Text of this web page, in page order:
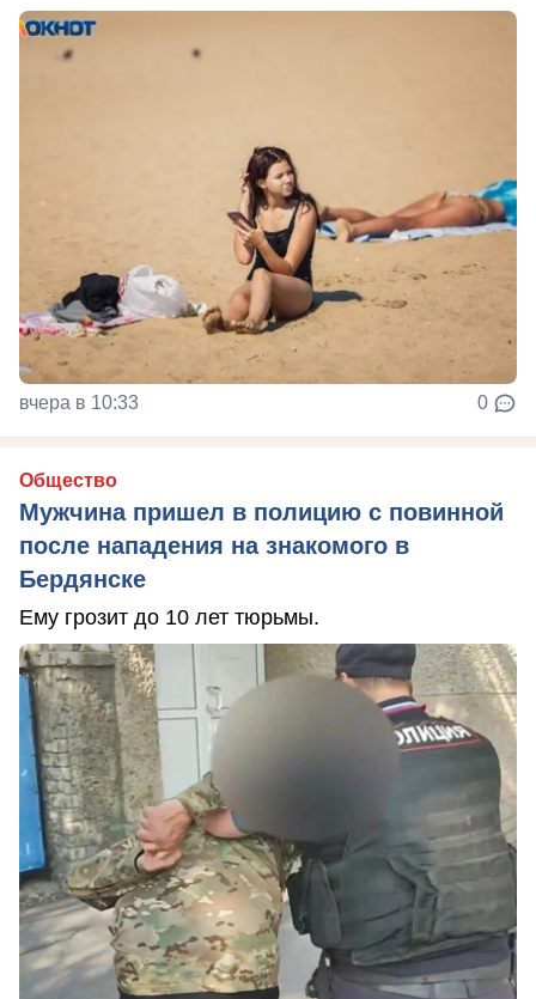
вчера в 10:33 0
Общество
Мужчина пришел в полицию с повинной
после нападения на знакомого в
Бердянске
Ему грозит до 10 лет тюрьмы.